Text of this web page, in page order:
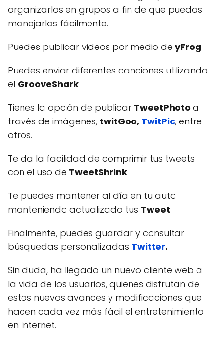
organizarlos en grupos a fin de que puedas
manejarlos fácilmente.
Puedes publicar videos por medio de yFrog
Puedes enviar diferentes canciones utilizando
el GrooveShark
Tienes la opción de publicar TweetPhoto a
través de imágenes, twitGoo, TwitPic, entre
otros.
Te da la facilidad de comprimir tus tweets
con el uso de TweetShrink
Te puedes mantener al día en tu auto
manteniendo actualizado tus Tweet
Finalmente, puedes guardar y consultar
búsquedas personalizadas Twitter.
Sin duda, ha llegado un nuevo cliente web a
la vida de los usuarios, quienes disfrutan de
estos nuevos avances y modificaciones que
hacen cada vez más fácil el entretenimiento
en Internet.